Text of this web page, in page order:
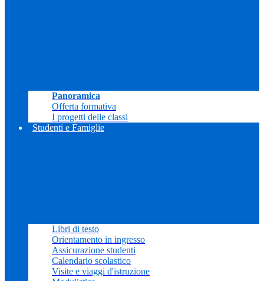
Panoramica
Offerta formativa
I progetti delle classi
Studenti e Famiglie
Libri di testo
Orientamento in ingresso
Assicurazione studenti
Calendario scolastico
Visite e viaggi d'istruzione